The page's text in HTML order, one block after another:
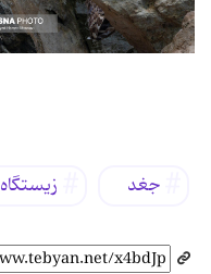
جغد زیستگاه